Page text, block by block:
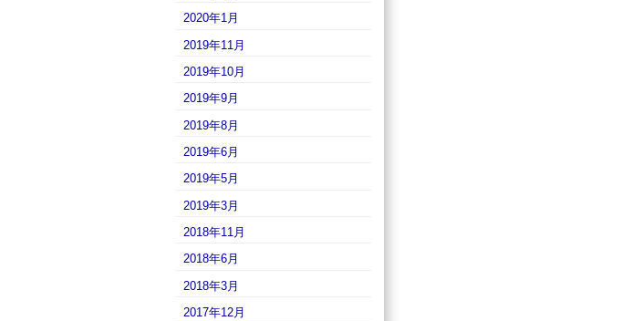
2020年1月
2019年11月
2019年10月
2019年9月
2019年8月
2019年6月
2019年5月
2019年3月
2018年11月
2018年6月
2018年3月
2017年12月